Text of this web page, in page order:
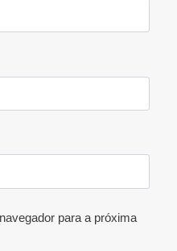
para a próxima